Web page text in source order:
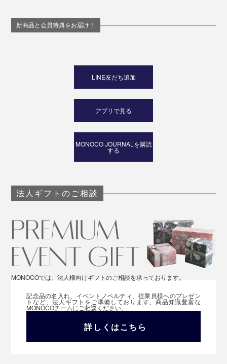
新商品と会員特典をお届け！
LINE友だち追加
アプリで見る
MONOCO JOURNALを購読
する
法人ギフトのご相談
MONOCOでは、法人様向けギフトのご相談を承っております。
記念品の名入れ、イベントノベルティ、従業員様へのプレゼン
トなど、法人ギフトをご準備しております。商品知識豊富な
MONOCOチームにご相談ください。
詳しくはこちら